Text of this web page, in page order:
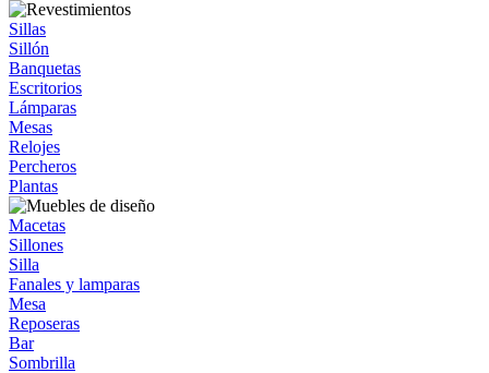
Sillas
Sillón
Banquetas
Escritorios
Lámparas
Mesas
Relojes
Percheros
Plantas
Macetas
Sillones
Silla
Fanales y lamparas
Mesa
Reposeras
Bar
Sombrilla